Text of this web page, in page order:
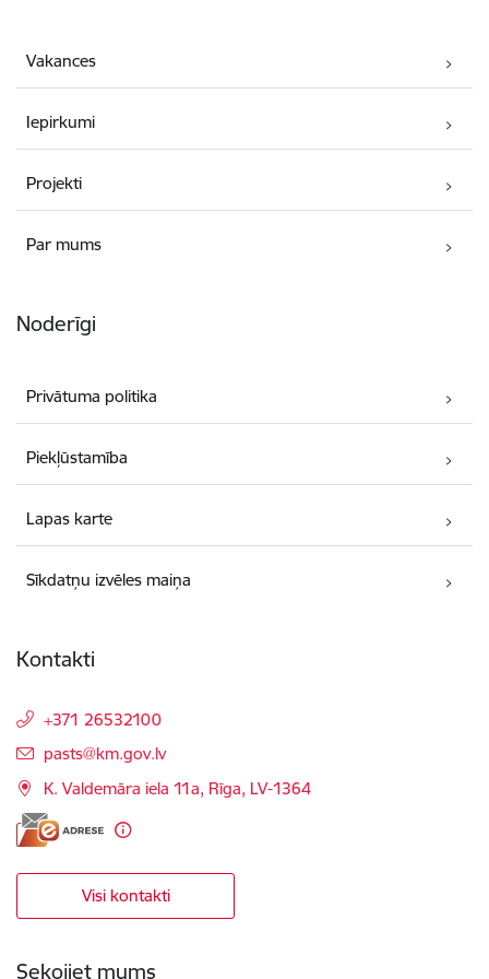
Vakances
Iepirkumi
Projekti
Par mums
Noderīgi
Privātuma politika
Piekļūstamība
Lapas karte
Sīkdatņu izvēles maiņa
Kontakti
+371 26532100
E-pasts:
pasts@km.gov.lv
K. Valdemāra iela 11a, Rīga, LV-1364
Visi kontakti
Sekojiet mums